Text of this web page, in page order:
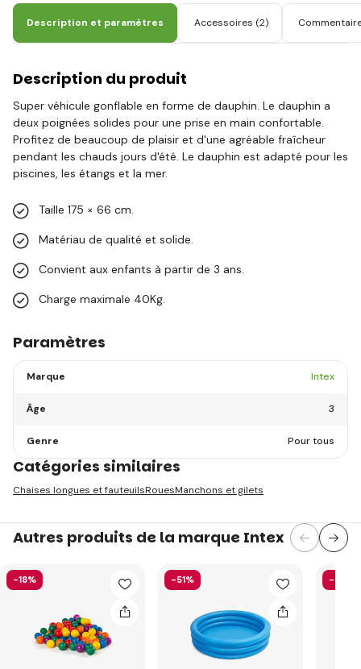
Description et paramètres Accessoires (2)
Description du produit
Super véhicule gonflable en forme de dauphin. Le dauphin a
deux poignées solides pour une prise en main confortable.
Profitez de beaucoup de plaisir et d'une agréable fraîcheur
pendant les chauds jours d'été. Le dauphin est adapté pour les
piscines, les étangs et la mer.
Taille 175 × 66 cm.
Matériau de qualité et solide.
Convient aux enfants à partir de 3 ans.
Charge maximale 40Kg.
Paramètres
Marque Intex
Âge 3
Genre Pour tous
Catégories similaires
Chaises longues et fauteuilsRouesManchons et gilets
Autres produits de la marque Intex
-18% -51% -40%